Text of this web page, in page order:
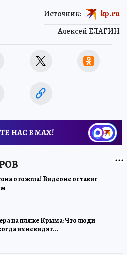
Алексей ЕЛАГИН
Источник: kp.ru
НАС В МАХ!
отожгла! Видео не оставит
на пляже Крыма: Что люди
их не видят...